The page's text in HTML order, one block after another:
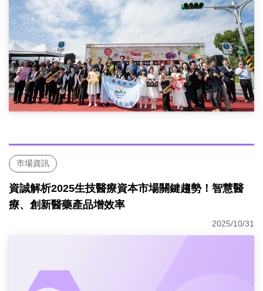
市場資訊
資誠解析2025生技醫療資本市場關鍵趨勢！智慧醫
療、創新醫藥產品增效率
2025/10/31